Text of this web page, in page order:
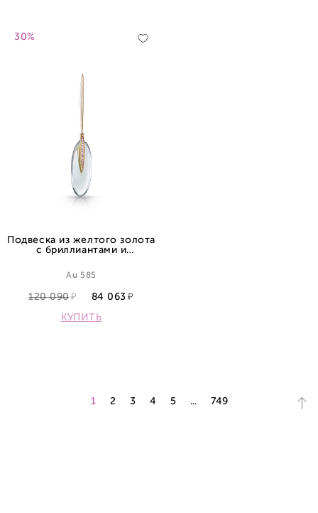
30%
Подвеска из желтого золота
с бриллиантами и
Au 585
120 090
84 063
КУПИТЬ
1 2 3 4 5 ... 749